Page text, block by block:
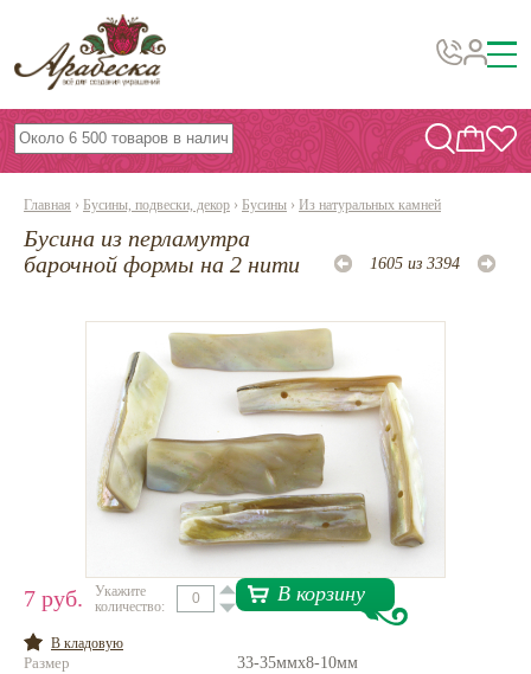
Бусины, подвески, декор
Бисер
Фурнитура
Инструменты и материалы
Эпоксидная смола
Шнуры, ленты, нитки
По темам и сезонам
Бисер TOHO
Нетемнеющая фурнитура
Всё для вышивки
Проволока
Главная › Бусины, подвески, декор › Бусины › Из натуральных камней
Бусина из перламутра
барочной формы на 2 нити
1605 из 3394
7 руб.
Укажите
количество:
В корзину
В кладовую
Размер
33-35ммх8-10мм